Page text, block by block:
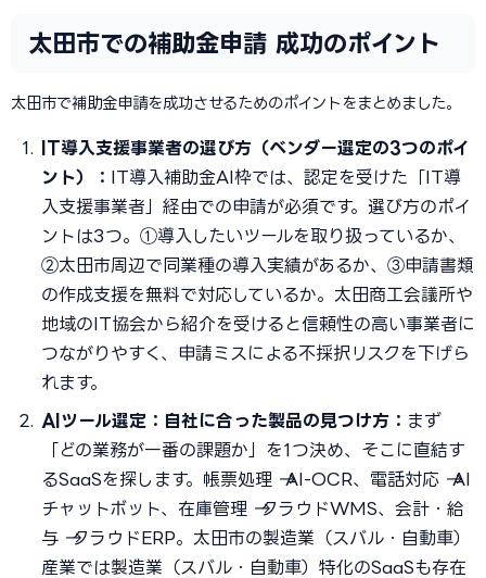
太田市での補助金申請 成功のポイント
太田市で補助金申請を成功させるためのポイントをまとめました。
IT導入支援事業者の選び方（ベンダー選定の3つのポイ
ント）： IT導入補助金AI枠では、認定を受けた「IT導
入支援事業者」経由での申請が必須です。選び方のポイ
ントは3つ。①導入したいツールを取り扱っているか、
②太田市周辺で同業種の導入実績があるか、③申請書類
の作成支援を無料で対応しているか。太田商工会議所や
地域のIT協会から紹介を受けると信頼性の高い事業者に
つながりやすく、申請ミスによる不採択リスクを下げら
れます。
AIツール選定：自社に合った製品の見つけ方： まず
「どの業務が一番の課題か」を1つ決め、そこに直結す
るSaaSを探します。帳票処理 → AI-OCR、電話対応 → AI
チャットボット、在庫管理 → クラウドWMS、会計・給
与 → クラウドERP。太田市の製造業（スバル・自動車）
産業では製造業（スバル・自動車）特化のSaaSも存在